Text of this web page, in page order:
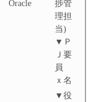
Oracle
捗管
理担
当)
▼Ｐ
Ｊ要
員
ｘ名
▼役